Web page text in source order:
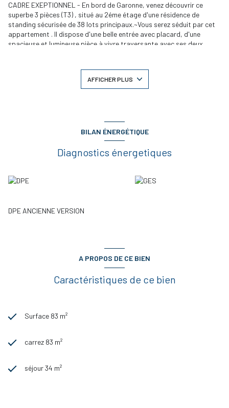
CADRE EXEPTIONNEL - En bord de Garonne, venez découvrir ce
superbe 3 pièces (T3) , situé au 2éme étage d'une résidence de
standing sécurisée de 38 lots principaux.~Vous serez séduit par cet
appartement . Il dispose d'une belle entrée avec placard, d'une
spacieuse et lumineuse pièce à vivre traversante avec ses deux
aménagée et équipée, de deux chambres avec placard et d'une salle
de bains et de toilettes~En sous sol une place de parking.~Belles
AFFICHER PLUS
BILAN ÉNERGÉTIQUE
Diagnostics énergetiques
DPE ANCIENNE VERSION
A PROPOS DE CE BIEN
Caractéristiques de ce bien
Surface 83 m²
carrez 83 m²
séjour 34 m²